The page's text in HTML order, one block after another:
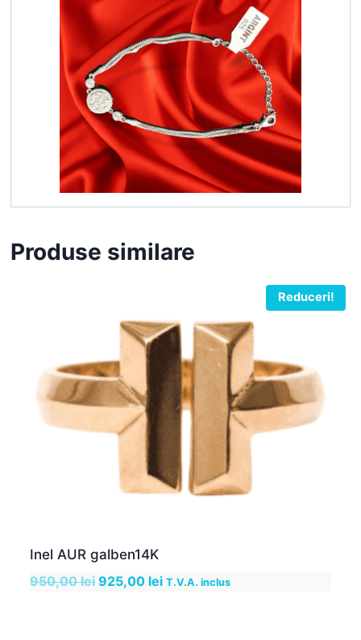
Produse similare
Reduceri!
Inel AUR galben14K
950,00leiPrețul
925,00 leiPrețul
T.V.A. inclus